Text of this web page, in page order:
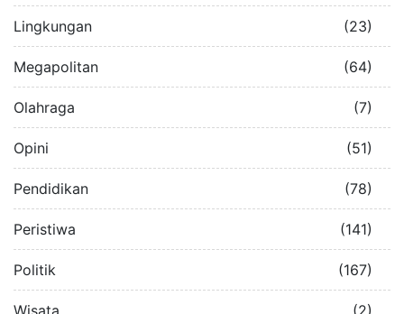
Lingkungan (23)
Megapolitan (64)
Olahraga (7)
Opini (51)
Pendidikan (78)
Peristiwa (141)
Politik (167)
Wisata (2)